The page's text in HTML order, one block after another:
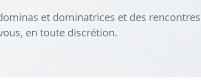
et dominatrices et des
en toute discrétion.